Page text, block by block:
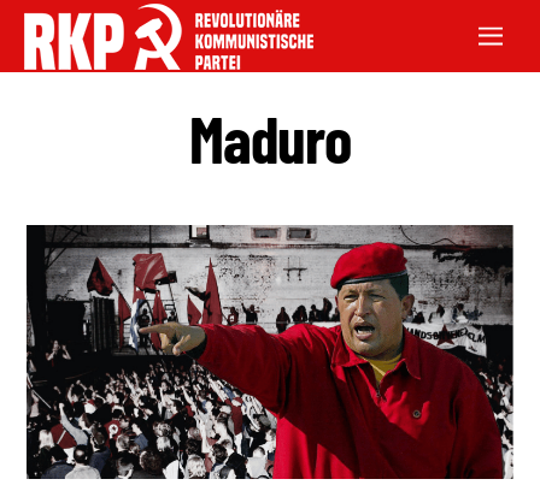
Maduro